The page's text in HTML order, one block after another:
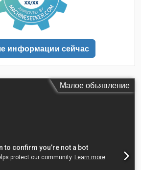
информации сейчас
Малое объявление